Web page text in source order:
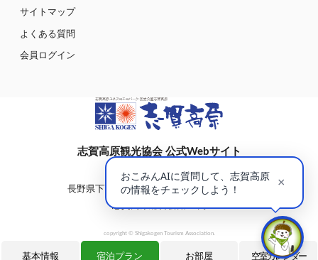
基本情報 宿泊プラン お部屋 空室カレンダー
サイトマップ
よくある質問
会員ログイン
志賀高原観光協会 公式Webサイト
〒381-0401
長野県下高井郡山ノ内町大字平穏7148(蓮池)
志賀高原総合会館98内
copyright © Shigakogen Tourism Association.